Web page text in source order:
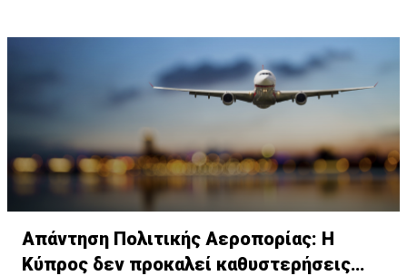
Απάντηση Πολιτικής Αεροπορίας: Η
Κύπρος δεν προκαλεί καθυστερήσεις